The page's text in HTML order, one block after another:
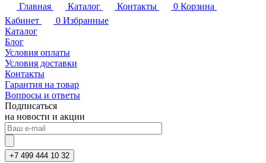
Главная
Каталог Контакты 0 Корзина
Кабинет
0 Избранные
Каталог
Блог
Условия оплаты
Условия доставки
Контакты
Гарантия на товар
Вопросы и ответы
Подписаться
на новости и акции
+7 499 444 10 32